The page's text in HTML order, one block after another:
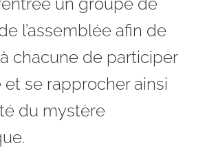
l’assemblée afin de
chacune de participer
et se rapprocher ainsi
du mystère